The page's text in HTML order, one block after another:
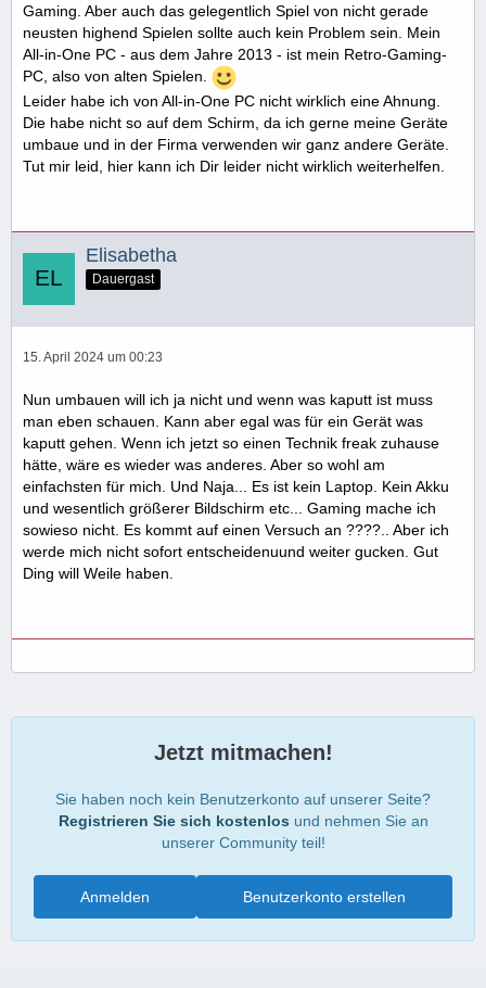
Gaming. Aber auch das gelegentlich Spiel von nicht gerade
neusten highend Spielen sollte auch kein Problem sein. Mein
All-in-One PC - aus dem Jahre 2013 - ist mein Retro-Gaming-
PC, also von alten Spielen.
Leider habe ich von All-in-One PC nicht wirklich eine Ahnung.
Die habe nicht so auf dem Schirm, da ich gerne meine Geräte
umbaue und in der Firma verwenden wir ganz andere Geräte.
Tut mir leid, hier kann ich Dir leider nicht wirklich weiterhelfen.
Elisabetha
Dauergast
15. April 2024 um 00:23
Nun umbauen will ich ja nicht und wenn was kaputt ist muss
man eben schauen. Kann aber egal was für ein Gerät was
kaputt gehen. Wenn ich jetzt so einen Technik freak zuhause
hätte, wäre es wieder was anderes. Aber so wohl am
einfachsten für mich. Und Naja... Es ist kein Laptop. Kein Akku
und wesentlich größerer Bildschirm etc... Gaming mache ich
sowieso nicht. Es kommt auf einen Versuch an ????.. Aber ich
werde mich nicht sofort entscheidenuund weiter gucken. Gut
Ding will Weile haben.
Jetzt mitmachen!
Sie haben noch kein Benutzerkonto auf unserer Seite?
Registrieren Sie sich kostenlos und nehmen Sie an
unserer Community teil!
Benutzerkonto erstellen
Anmelden